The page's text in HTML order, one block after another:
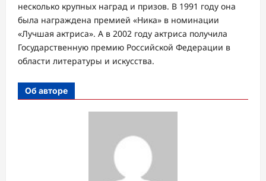
несколько крупных наград и призов. В 1991 году она
была награждена премией «Ника» в номинации
«Лучшая актриса». А в 2002 году актриса получила
Государственную премию Российской Федерации в
области литературы и искусства.
Об авторе